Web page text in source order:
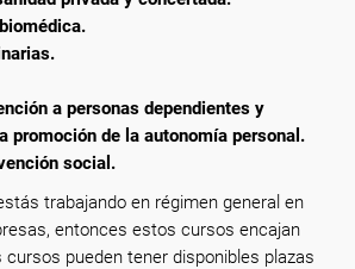
a personas dependientes y
promoción de la autonomía personal.
social.
trabajando en régimen general en
entonces estos cursos encajan
pueden tener disponibles plazas